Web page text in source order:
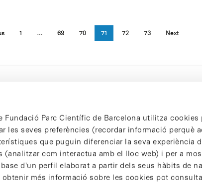
Fundació Parc Científic de Barcelona utilitza cookies
les seves preferències (recordar informació perquè
que puguin diferenciar la seva experiència
com interactua amb el lloc web) i per a
d'un perfil elaborat a partir dels seus hàbits de
obtenir més informació sobre les cookies pot
1 … 69 70 71 72 73 Next